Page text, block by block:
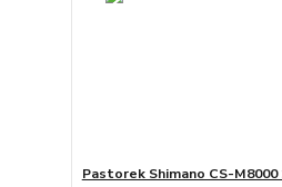
Pastorek Shimano CS-M8000